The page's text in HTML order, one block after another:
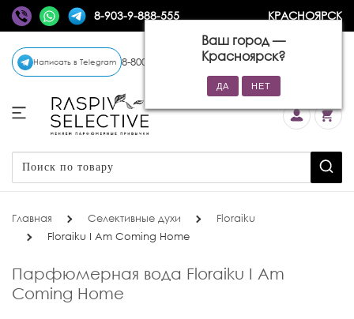
8-903-9-888-555 КРАСНОЯРСК
Ваш город —
Красноярск?
Написать в Telegram 8-800-770-72-34 (бесплатно)
Главная Селективные духи
Floraiku
Floraiku I Am Coming Home
Парфюмерная вода Floraiku I Am
Coming Home